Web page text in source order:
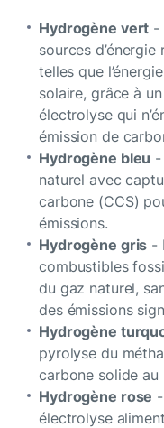
Hydrogène vert -
sources d’énergie
telles que
solaire, grâce à
électrolyse qui
émission de
Hydrogène bleu -
naturel avec
carbone (CCS)
émissions.
Hydrogène gris -
combustibles
du gaz naturel,
des émissions
Hydrogène
pyrolyse du
carbone solide au
Hydrogène rose
électrolyse